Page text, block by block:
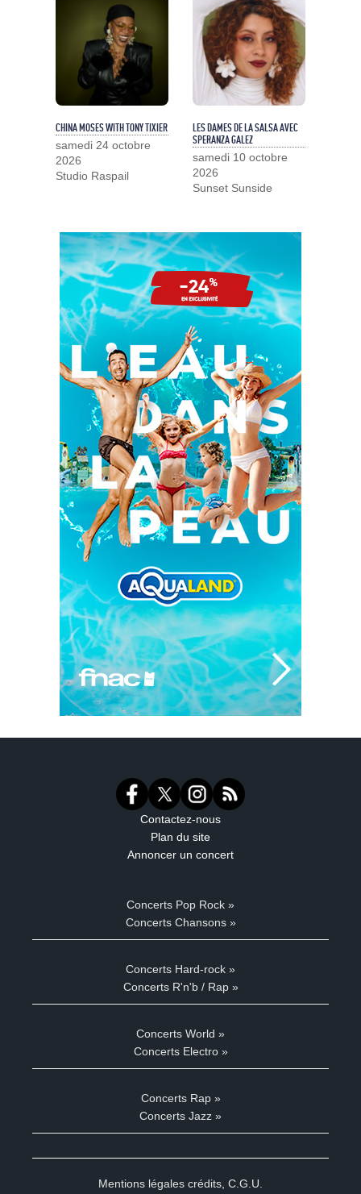
CHINA MOSES WITH TONY TIXIER
samedi 24 octobre
2026
Studio Raspail
LES DAMES DE LA SALSA AVEC
SPERANZA GALEZ
samedi 10 octobre
2026
Sunset Sunside
Contactez-nous
Plan du site
Annoncer un concert
Concerts Pop Rock »
Concerts Chansons »
Concerts Hard-rock »
Concerts R'n'b / Rap »
Concerts World »
Concerts Electro »
Concerts Rap »
Concerts Jazz »
Mentions légales crédits C.G.U.